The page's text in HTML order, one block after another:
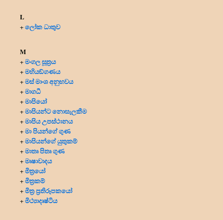
L
+ලෝක ධාතුව
M
+මංගල සූත්‍රය
+මහියඞ්ගණය
+මස් මාංශ අනුභවය
+මාගධී
+මාපියෝ
+මාපියන්ට නොසැලකීම
+මාපිය උපස්ථානය
+මා පියන්ගේ ගුණ
+මාපියන්ගේ යුතුකම්
+මාතෘ පිතෘ ගුණ
+මෘෂාවාදය
+මිත්‍රයෝ
+මිත්‍ර‍කම්
+මිත්‍ර‍ ප්‍ර‍තිරූපකයෝ
+මිථ්‍යාදෘෂ්ටිය